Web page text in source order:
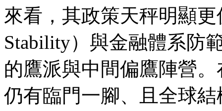
來看，其政策天秤明顯
Stability）與金融體系防
的鷹派與中間偏鷹陣營
仍有臨門一腳、且全球